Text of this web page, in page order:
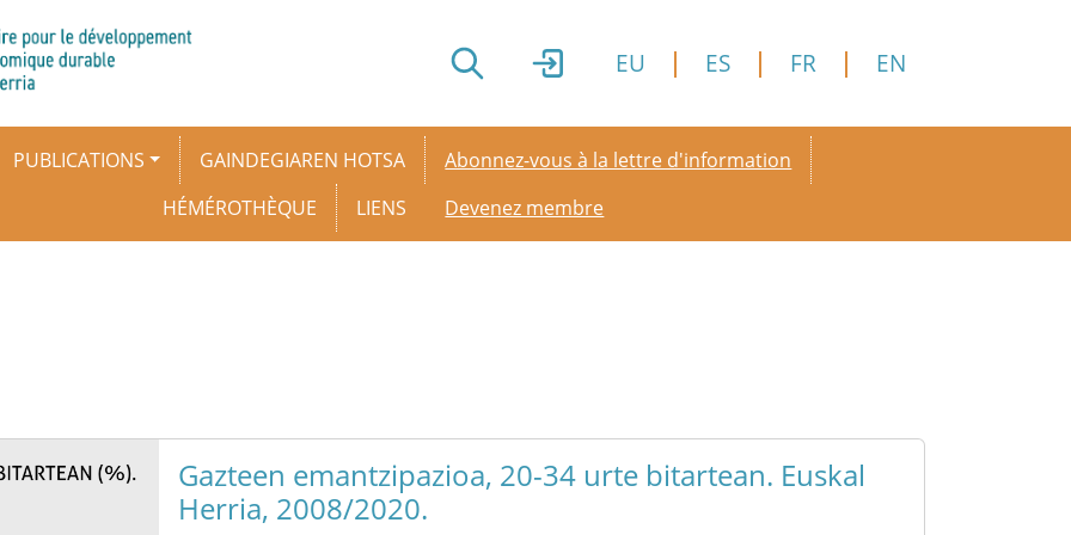
EU ES FR EN
PUBLICATIONS
GAINDEGIAREN HOTSA
HÉMÉROTHÈQUE
LIENS
Secondary menu
Abonnez-vous à la lettre d'information
Devenez membre
Gazteen emantzipazioa, 20-34 urte bitartean. Euskal
Herria, 2008/2020.